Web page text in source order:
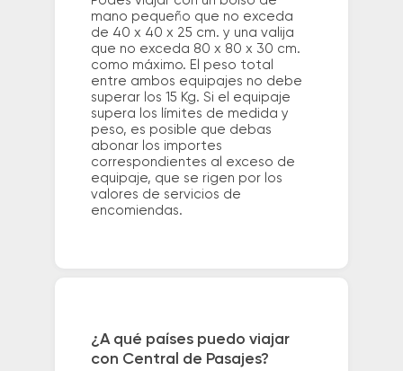
mano pequeño que no exceda
de 40 x 40 x 25 cm. y una valija
que no exceda 80 x 80 x 30 cm.
como máximo. El peso total
entre ambos equipajes no debe
superar los 15 Kg. Si el equipaje
supera los límites de medida y
peso, es posible que debas
abonar los importes
correspondientes al exceso de
equipaje, que se rigen por los
valores de servicios de
encomiendas.
¿A qué países puedo viajar
con Central de Pasajes?